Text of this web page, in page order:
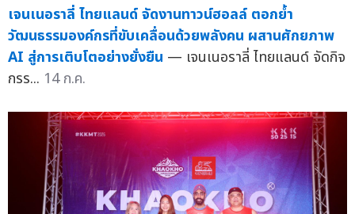
เจนเนอราลี่ ไทยแลนด์ จัดงานทาวน์ฮอลล์ ตอกย้ำ
วัฒนธรรมองค์กรที่ขับเคลื่อนด้วยพลังคน ผสานศักยภาพ
AI สู่การเติบโตอย่างยั่งยืน — เจนเนอราลี่ ไทยแลนด์ จัดกิจ
กรร... 14 ก.ค.